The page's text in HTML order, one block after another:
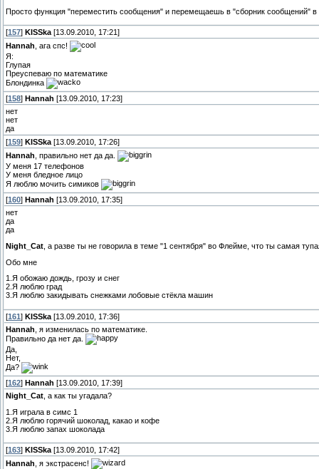
Просто функция "переместить сообщения" и перемещаешь в "сборник сообщений" в
[157] KISSka [13.09.2010, 17:21]
Hannah , ага спс!
Я:
Глупая
Преуспеваю по математике
Блондинка
[158] Hannah [13.09.2010, 17:23]
нет
нет
да
[159] KISSka [13.09.2010, 17:26]
Hannah , правильно нет да да.
У меня 17 телефонов
У меня бледное лицо
Я люблю мочить симиков
[160] Hannah [13.09.2010, 17:35]
нет
да
да
Night_Cat , а разве ты не говорила в теме "1 сентября" во Флейме, что ты самая
Обо мне
1.Я обожаю дождь, грозу и снег
2.Я люблю град
3.Я люблю закидывать снежками лобовые стёкла машин
[161 ] KISSka [13.09.2010, 17:36]
Hannah , я изменилась по математике.
Правильно да нет да.
Да,
Нет,
Да?
[162] Hannah [13.09.2010, 17:39]
Night_Cat , а как ты угадала?
1.Я играла в симс 1
2.Я люблю горячий шоколад, какао и кофе
3.Я люблю запах шоколада
[163] KISSka [13.09.2010, 17:42]
Hannah , я экстрасенс!